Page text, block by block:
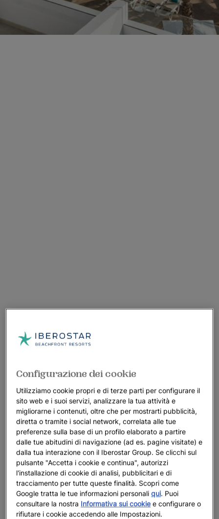
Configurazione dei cookie
Utilizziamo cookie propri e di terze parti per configurare il
sito web e i suoi servizi, analizzare la tua attività e
migliorarne i contenuti, oltre che per mostrarti pubblicità,
diretta o tramite i social network, correlata alle tue
preferenze sulla base di un profilo elaborato a partire
dalle tue abitudini di navigazione (ad es. pagine visitate) e
dalla tua interazione con il Iberostar Group. Se clicchi sul
pulsante "Accetta i cookie e continua", autorizzi
l'installazione di cookie di analisi, pubblicitari e di
tracciamento per tutte queste finalità. Scopri come
Google tratta le tue informazioni personaliqui. Puoi
consultare la nostra Informativa sui cookie e configurare o
rifiutare i cookie accedendo alle Impostazioni.